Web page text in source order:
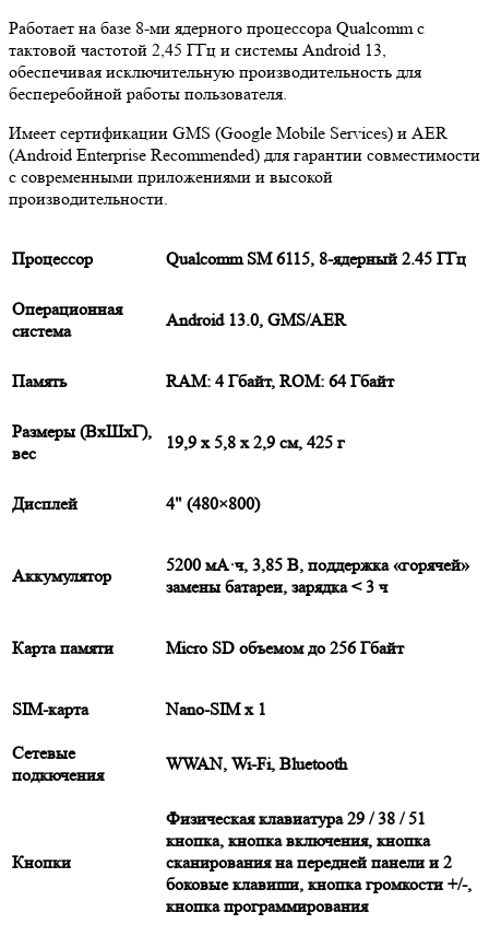
Работает на базе 8-ми ядерного процессора Qualcomm с
тактовой частотой 2,45 ГГц и системы Android 13,
обеспечивая исключительную производительность для
бесперебойной работы пользователя.
Имеет сертификации GMS (Google Mobile Services) и AER
(Android Enterprise Recommended) для гарантии совместимости
с современными приложениями и высокой
производительности.
Процессор Qualcomm SM 6115, 8-ядерный 2.45 ГГц
Операционная
система
Android 13.0, GMS/AER
Память RAM: 4 Гбайт, ROM: 64 Гбайт
Размеры (ВxШxГ),
вес
19,9 х 5,8 х 2,9 см, 425 г
Дисплей 4" (480×800)
Аккумулятор
5200 мА·ч, 3,85 В, поддержка «горячей»
замены батареи, зарядка < 3 ч
Карта памяти Micro SD объемом до 256 Гбайт
SIM-карта Nano-SIM x 1
Сетевые
подкючения
WWAN, Wi-Fi, Bluetooth
Кнопки
Физическая клавиатура 29 / 38 / 51
кнопка, кнопка включения, кнопка
сканирования на передней панели и 2
боковые клавиши, кнопка громкости +/-,
кнопка программирования